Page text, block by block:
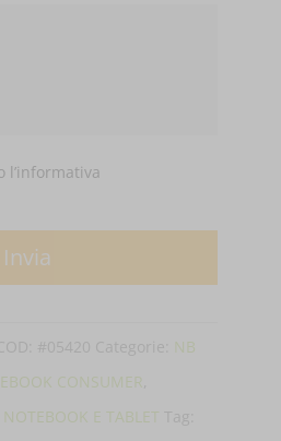
l’informativa
NB
CONSUMER
NOTEBOOK E TABLET